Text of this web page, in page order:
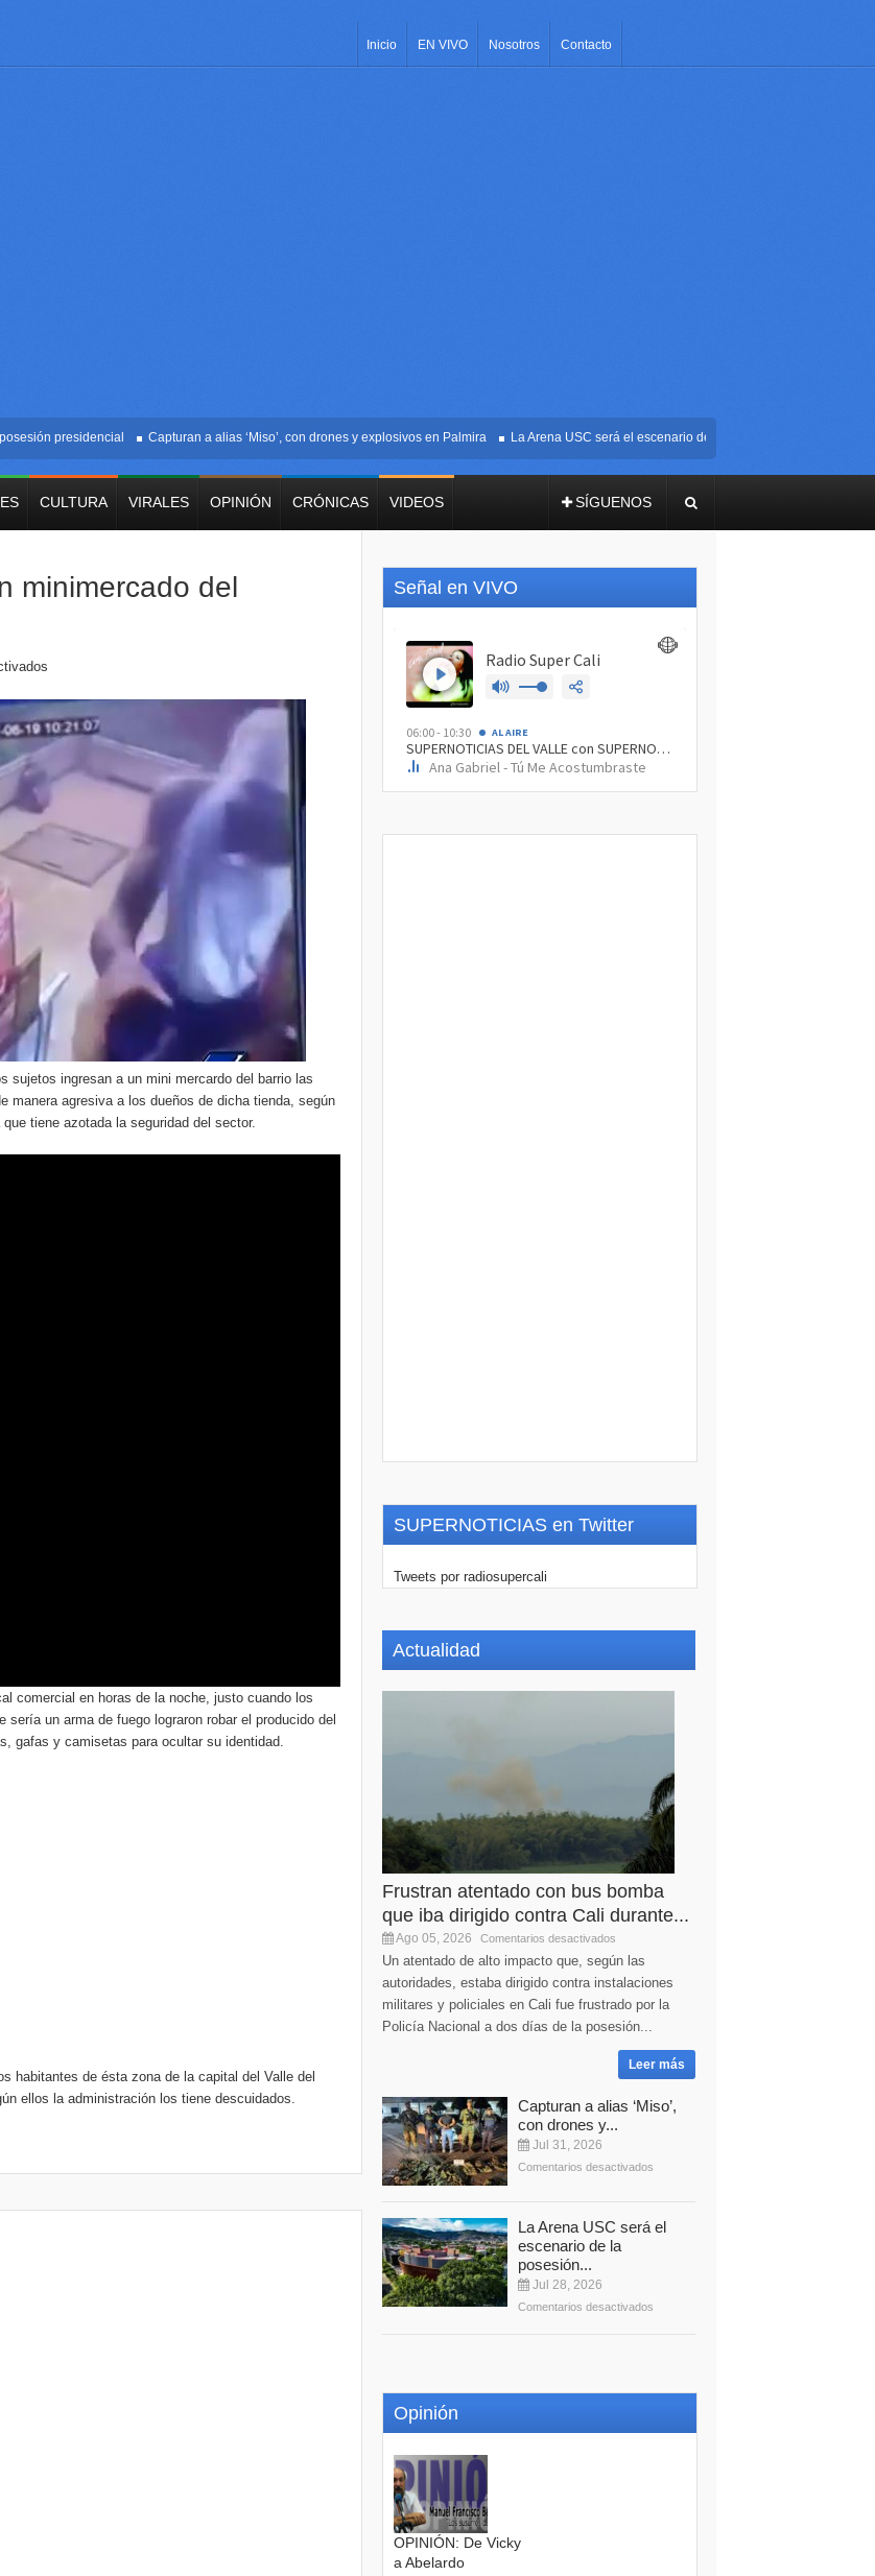
Inicio EN VIVO Nosotros Contacto
presidencial Capturan a alias ‘Miso’, con drones y explosivos en Palmira La Arena USC será el escenario de la posesión presidencial de
CULTURA VIRALES OPINIÓN CRÓNICAS VIDEOS SÍGUENOS
minimercado del
sujetos ingresan a un mini mercardo del barrio las
manera agresiva a los dueños de dicha tienda, según
tiene azotada la seguridad del sector.
comercial en horas de la noche, justo cuando los
un arma de fuego lograron robar el producido del
gafas y camisetas para ocultar su identidad.
habitantes de ésta zona de la capital del Valle del
ellos la administración los tiene descuidados.
Señal en VIVO
SUPERNOTICIAS en Twitter
Tweets por radiosupercali
Actualidad
Frustran atentado con bus bomba
que iba dirigido contra Cali durante...
Ago 05, 2026 Comentarios desactivados
Un atentado de alto impacto que, según las
autoridades, estaba dirigido contra instalaciones
militares y policiales en Cali fue frustrado por la
Policía Nacional a dos días de la posesión...
Leer más
Capturan a alias ‘Miso’,
con drones y...
Jul 31, 2026
Comentarios desactivados
La Arena USC será el
escenario de la
posesión...
Jul 28, 2026
Comentarios desactivados
Opinión
OPINIÓN: De Vicky
a Abelardo